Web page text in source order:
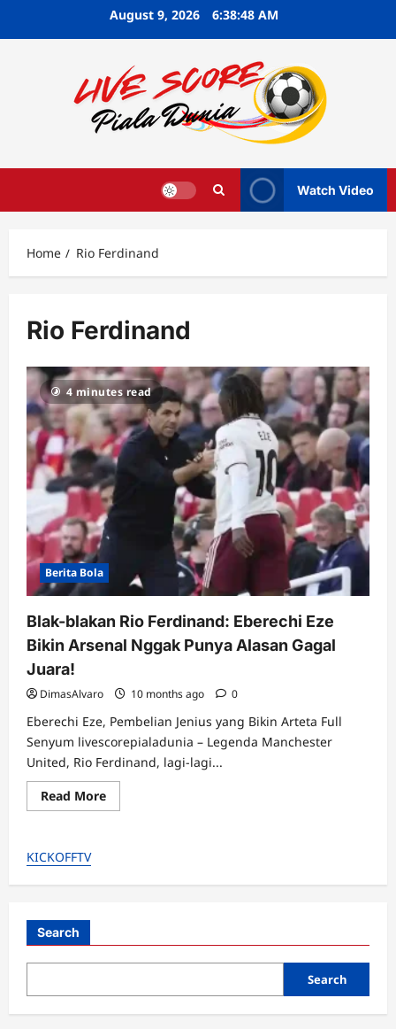
August 9, 2026 6:38:49 AM
Watch Video
Home Rio Ferdinand
Rio Ferdinand
4 minutes read
Berita Bola
Blak-blakan Rio Ferdinand: Eberechi Eze
Bikin Arsenal Nggak Punya Alasan Gagal
Juara!
DimasAlvaro 10 months ago 0
Eberechi Eze, Pembelian Jenius yang Bikin Arteta Full
Senyum livescorepialadunia – Legenda Manchester
United, Rio Ferdinand, lagi-lagi...
Read MoreRead
more
Eberechi
Punya
Gagal
KICKOFFTV
Search
Search